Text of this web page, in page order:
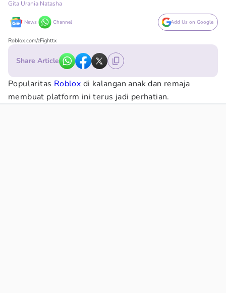
Gita Urania Natasha
News Channel Add Us on Google
Roblox.com/zFighttx
Share Article
Popularitas Roblox di kalangan anak dan remaja
membuat platform ini terus jadi perhatian.